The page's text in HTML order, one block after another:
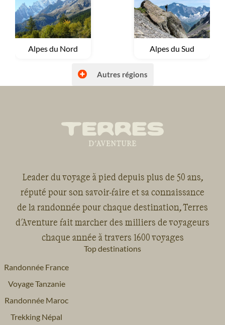
voyages.
Voyage
Alpes du Nord Voyage
Alpes du Sud
Autres régions (France) Voyage
Bretagne et Normandie
Voyage
Corse Voyage
Massif Central
Voyage
Provence - Côte d'Azur
Autres régions
Leader du voyage à pied depuis plus de 50 ans,
réputé pour son savoir-faire et sa connaissance
de la randonnée pour chaque destination, Terres
d'Aventure fait marcher des milliers de voyageurs
chaque année à travers 1600 voyages
Top destinations
Randonnée France
Voyage Tanzanie
Randonnée Maroc
Trekking Népal